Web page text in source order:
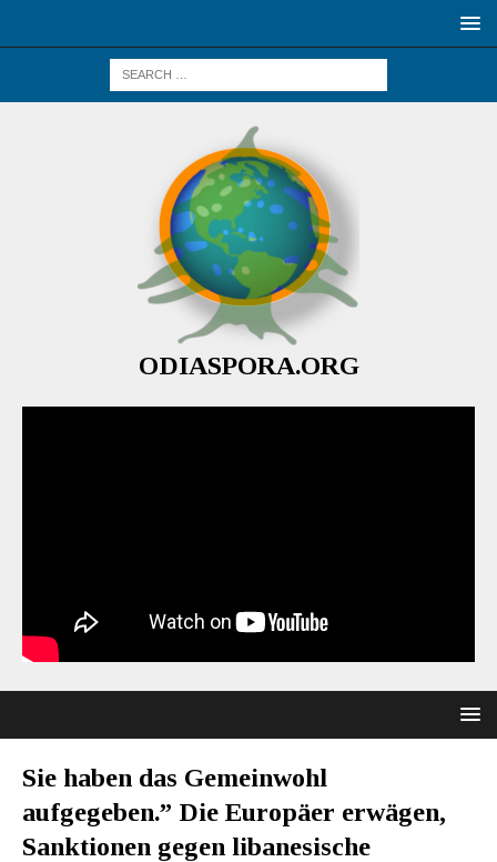
ODIASPORA.ORG
Sie haben das Gemeinwohl
aufgegeben.” Die Europäer erwägen,
Sanktionen gegen libanesische